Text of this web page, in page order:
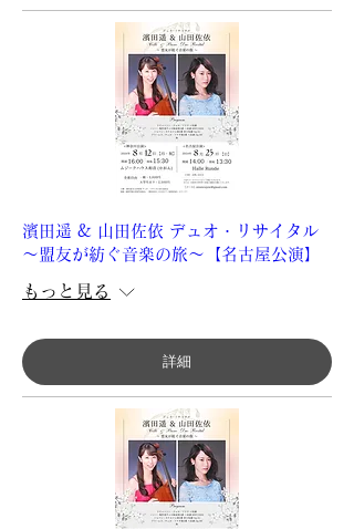
濱田遥 & 山田佐依 デュオ・リサイタル
～盟友が紡ぐ音楽の旅～【名古屋公演】
もっと見る
詳細